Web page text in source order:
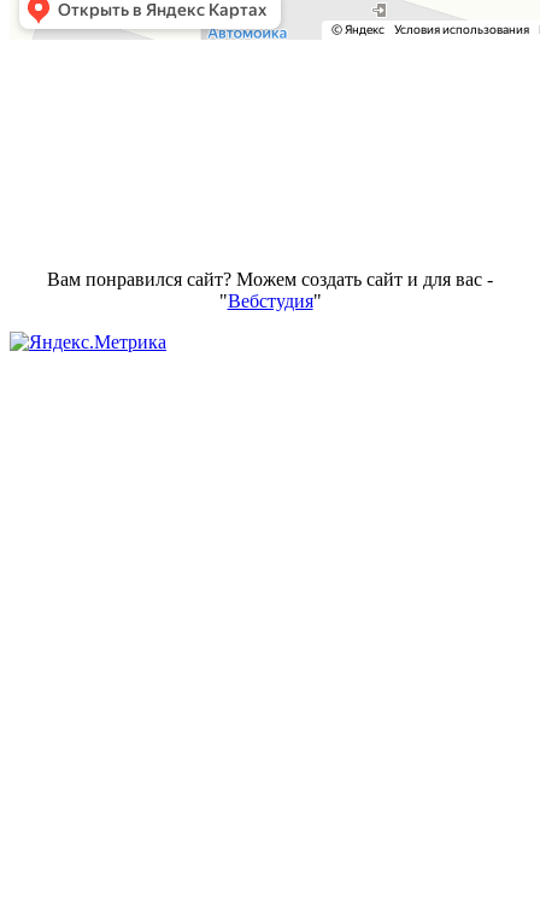
Вам понравился сайт? Можем создать сайт и для вас -
"Вебстудия"